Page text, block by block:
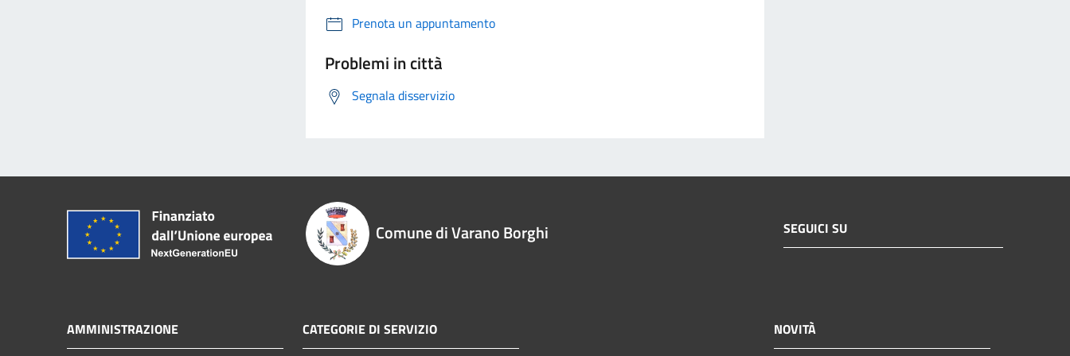
Prenota un appuntamento
Problemi in città
Segnala disservizio
Comune di Varano Borghi SEGUICI SU
AMMINISTRAZIONE CATEGORIE DI SERVIZIO NOVITÀ